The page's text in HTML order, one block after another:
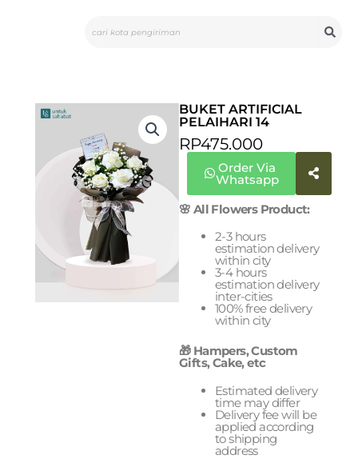
BUKET ARTIFICIAL
PELAIHARI 14
RP475.000
Order Via
Whatsapp
🌸 All Flowers Product:
2-3 hours
estimation delivery
within city
3-4 hours
estimation delivery
inter-cities
100% free delivery
within city
🎁 Hampers, Custom
Gifts, Cake, etc
Estimated delivery
time may differ
Delivery fee will be
applied according
to shipping
address